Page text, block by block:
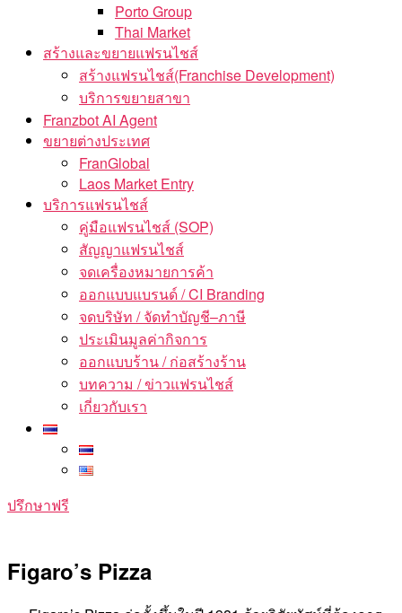
Porto Group
Thai Market
สร้างและขยายแฟรนไชส์
สร้างแฟรนไชส์(Franchise Development)
บริการขยายสาขา
Franzbot AI Agent
ขยายต่างประเทศ
FranGlobal
Laos Market Entry
บริการแฟรนไชส์
คู่มือแฟรนไชส์ (SOP)
สัญญาแฟรนไชส์
จดเครื่องหมายการค้า
ออกแบบแบรนด์ / CI Branding
จดบริษัท / จัดทำบัญชี–ภาษี
ประเมินมูลค่ากิจการ
ออกแบบร้าน / ก่อสร้างร้าน
บทความ / ข่าวแฟรนไชส์
เกี่ยวกับเรา
ปรึกษาฟรี
Figaro’s Pizza